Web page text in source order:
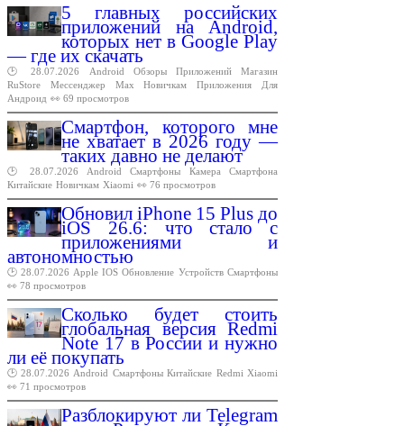
5 главных российских
приложений на Android,
которых нет в Google Play
— где их скачать
🕑 28.07.2026 Android Обзоры Приложений
Магазин
RuStore
Мессенджер Max Новичкам Приложения
Для
Андроид 👀 69 просмотров
Смартфон, которого мне
не хватает в 2026 году —
таких давно не делают
🕑 28.07.2026 Android Смартфоны Камера
Смартфона
Китайские Новичкам Xiaomi 👀 76 просмотров
Обновил iPhone 15 Plus до
iOS 26.6: что стало с
приложениями и
автономностью
🕑 28.07.2026 Apple IOS Обновление Устройств Смартфоны
👀 78 просмотров
Сколько будет стоить
глобальная версия Redmi
Note 17 в России и нужно
ли её покупать
🕑 28.07.2026 Android Смартфоны Китайские Redmi Xiaomi
👀 71 просмотров
Разблокируют ли Telegram